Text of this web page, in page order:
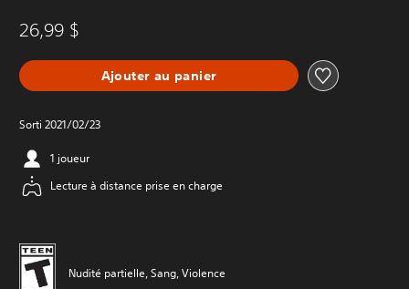
26,99 $
Ajouter au panier
Sorti 2021/02/23
1 joueur
Lecture à distance prise en charge
Nudité partielle, Sang, Violence